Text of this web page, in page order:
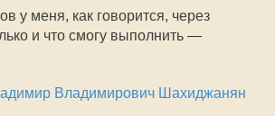
у меня, как говорится, через
и что смогу выполнить —
Владимирович Шахиджанян